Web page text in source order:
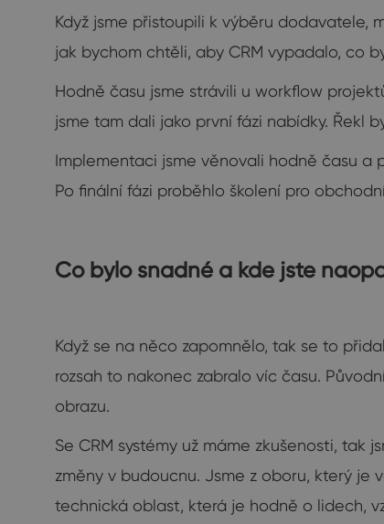
Když jsme přistoupili k výběru dodavatele,
jak bychom chtěli, aby CRM vypadalo, co
Hodně času jsme strávili u workflow
jsme tam dali jako první fázi nabídky. Řekl
Implementaci jsme věnovali hodně času a
Po finální fázi proběhlo školení pro
Co bylo snadné a kde jste
Když se na něco zapomnělo, tak se to
rozsah to nakonec zabralo víc času.
obrazu.
Se CRM systémy už máme zkušenosti,
změny v budoucnu. Jsme z oboru, který je
technická oblast, která je hodně o lidech,